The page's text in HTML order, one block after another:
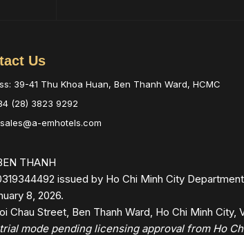
Us
39-41 Thu Khoa Huan, Ben Thanh Ward, HCMC
(28) 3823 9292
emhotels.com
THANH
issued by Ho Chi Minh City
8, 2026.
Chau Street, Ben Thanh Ward, Ho Chi Minh City,
mode pending licensing approval from Ho